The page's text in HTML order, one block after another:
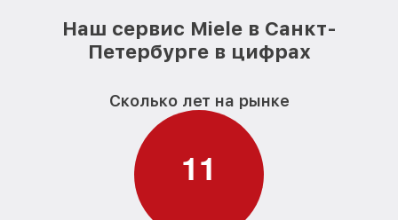
Наш сервис Miele в Санкт-
Петербурге в цифрах
Сколько лет на рынке
11